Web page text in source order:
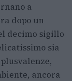
a
dopo un
decimo sigillo
sia
ancora